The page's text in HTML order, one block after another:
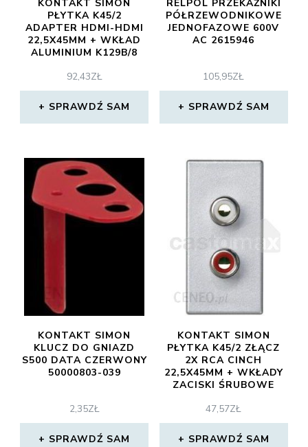
KONTAKT SIMON
PŁYTKA K45/2
ADAPTER HDMI-HDMI
22,5X45MM + WKŁAD
ALUMINIUM K129B/8
92,43ZŁ
SPRAWDŹ SAM
RELPOL PRZEKAŹNIKI
PÓŁRZEWODNIKOWE
JEDNOFAZOWE 600V
AC 2615946
105,95ZŁ
SPRAWDŹ SAM
KONTAKT SIMON
KLUCZ DO GNIAZD
S500 DATA CZERWONY
50000803-039
2,35ZŁ
SPRAWDŹ SAM
KONTAKT SIMON
PŁYTKA K45/2 ZŁĄCZ
2X RCA CINCH
22,5X45MM + WKŁADY
ZACISKI ŚRUBOWE
47,57ZŁ
SPRAWDŹ SAM